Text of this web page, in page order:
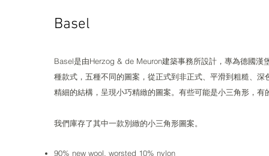
Basel​​​​
Basel是由Herzog & de Meuron建築事務所設計，專為德國
種款式，五種不同的圖案，從正式到非正式、平滑到粗糙、
精細的結構，呈現小巧精緻的圖案。有些可能是小三角形，
我們庫存了其中一款別緻的小三角形圖案。
90% new wool, worsted 10% nylon